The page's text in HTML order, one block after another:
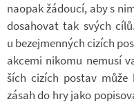
na­o­pak žá­doucí, aby s
do­sa­ho­vat tak svých
u be­ze­jmen­ných ci­zích
ak­cemi ni­komu ne­musí
ších ci­zích po­stav může
zásah do hry jako